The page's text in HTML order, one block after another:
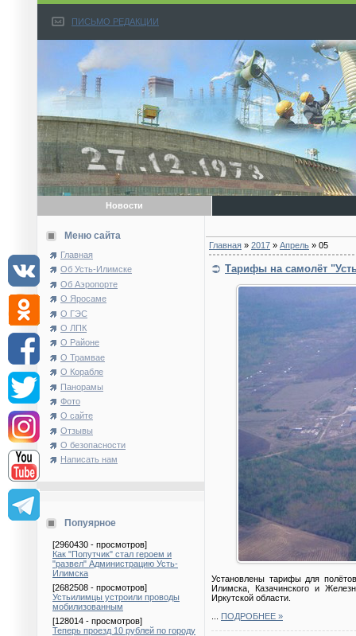
ПИСЬМО РЕДАКЦИИ
Новости
Меню сайта
Главная
Об Усть-Илимске
Об Аэропорте
О Яросаме
О ГЭС
О ЛПК
О Районе
О Трамвае
О Корабле
Панорамы
Фото
О сайте
Отзывы
О безопасности
Написать нам
Попуярное
[2960430 - просмотров]
Как "Попутчик" стал героем и
"развел" Администрацию Усть-
Илимска
[2682508 - просмотров]
Устьилимцы устроили проводы
мобилизованным
[128014 - просмотров]
Теперь проезд 10 рублей по городу
Главная » 2017 » Апрель » 05
Тарифы на самолёт
Установлены тарифы для
Илимска, Казачинского и
Иркутской области.
ПОДРОБНЕЕ »